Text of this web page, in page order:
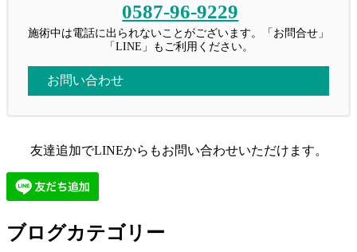
0587-96-9229
施術中は電話に出られないことがございます。「お問合せ」
「LINE」もご利用ください。
お問い合わせ
友達追加でLINEからもお問い合わせいただけます。
ブログカテゴリー